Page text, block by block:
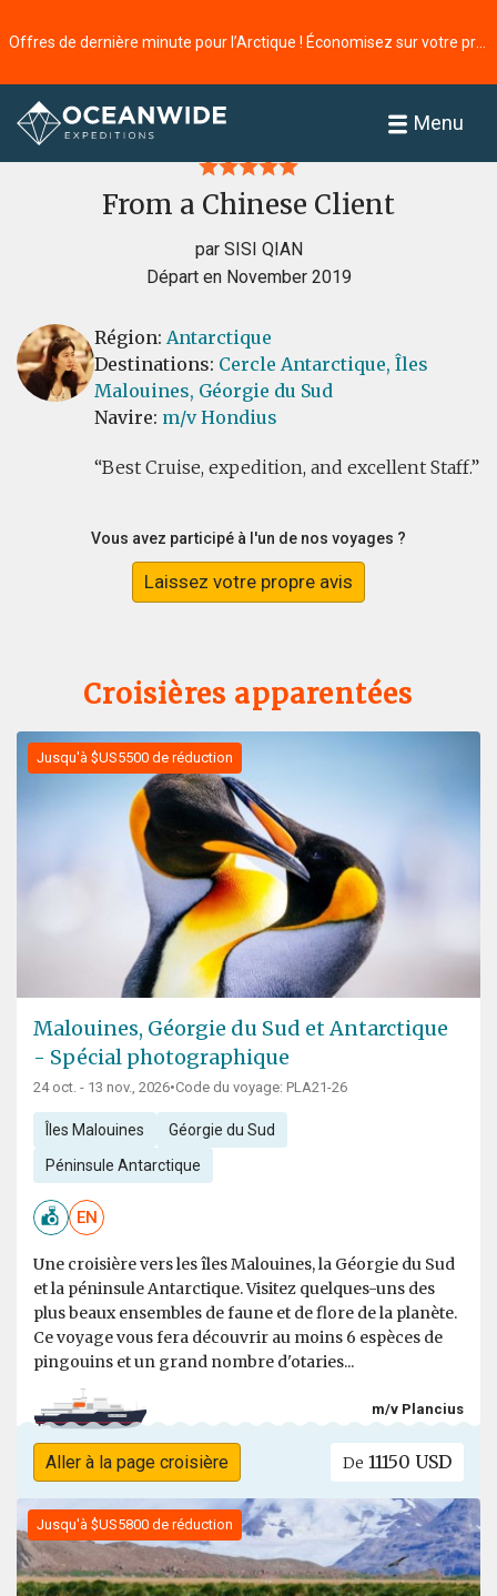
Menu
Accueil
From a Chinese Client
par SISI QIAN
Départ en November 2019
Région: Antarctique
Destinations: Cercle Antarctique, Îles
Malouines, Géorgie du Sud
Navire: m/v Hondius
Best Cruise, expedition, and excellent Staff.
Vous avez participé à l'un de nos voyages ?
Laissez votre propre avis
Croisières apparentées
Jusqu'à $US5500 de réduction
Malouines, Géorgie du Sud et Antarctique
- Spécial photographique
24 oct. - 13 nov., 2026•Code du voyage: PLA21-26
Îles Malouines Géorgie du Sud
Péninsule Antarctique
EN
Une croisière vers les îles Malouines, la Géorgie du Sud
et la péninsule Antarctique. Visitez quelques-uns des
plus beaux ensembles de faune et de flore de la planète.
Ce voyage vous fera découvrir au moins 6 espèces de
pingouins et un grand nombre d'otaries...
m/v Plancius
Aller à la page croisière De 11150 USD
Jusqu'à $US5800 de réduction